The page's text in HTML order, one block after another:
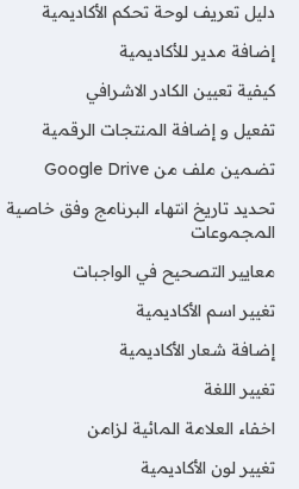
دليل تعريف لوحة تحكم الأكاديمية
إضافة مدير للأكاديمية
كيفية تعيين الكادر الاشرافي
تفعيل و إضافة المنتجات الرقمية
تضمين ملف من Google Drive
تحديد تاريخ انتهاء البرنامج وفق خاصية
المجموعات
معايير التصحيح في الواجبات
تغيير اسم الأكاديمية
إضافة شعار الأكاديمية
تغيير اللغة
اخفاء العلامة المائية لزامن
تغيير لون الأكاديمية